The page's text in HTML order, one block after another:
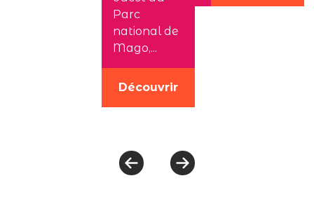
Parc
national de
Mago,...
Découvrir